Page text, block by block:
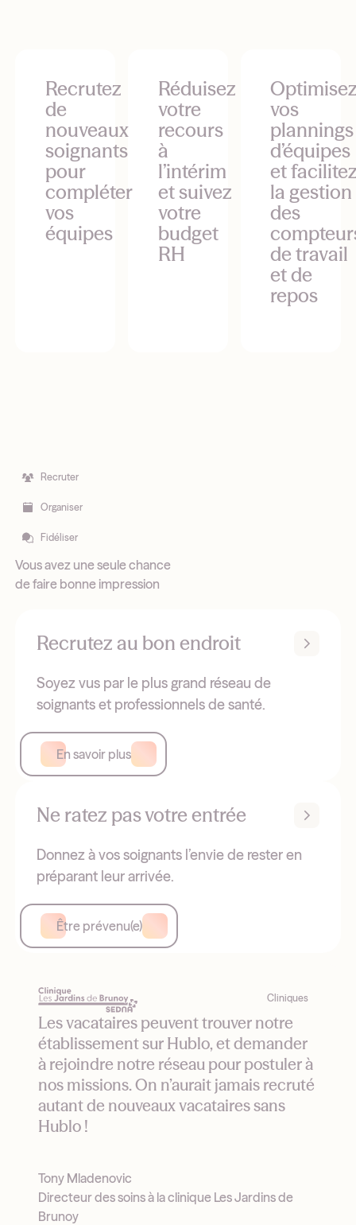
Recrutez
de
nouveaux
soignants
pour
compléter
vos
équipes
Réduisez
votre
recours
à
l’intérim
et suivez
votre
budget
RH
vos
plannings
d’équipes
et
la gestion
des
de travail
et de
repos
Recruter
Organiser
Fidéliser
Vous avez une seule chance
de faire bonne impression
Recrutez au bon endroit
Soyez vus par le plus grand réseau de
soignants et professionnels de santé.
En savoir plus
Ne ratez pas votre entrée
Donnez à vos soignants l’envie de rester en
préparant leur arrivée.
Être prévenu(e)
Cliniques
Les vacataires peuvent trouver notre
établissement sur Hublo, et demander
à rejoindre notre réseau pour postuler à
nos missions. On n’aurait jamais recruté
autant de nouveaux vacataires sans
Hublo !
Tony Mladenovic
Directeur des soins à la clinique Les Jardins de
Brunoy